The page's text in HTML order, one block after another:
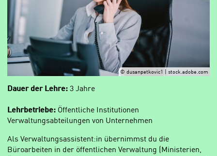
© dusanpetkovic1 | stock.adobe.com
Dauer der Lehre: 3 Jahre
Lehrbetriebe: Öffentliche Institutionen
Verwaltungsabteilungen von Unternehmen
Als Verwaltungsassistent:in übernimmst du die
Büroarbeiten in der öffentlichen Verwaltung (Ministerien,